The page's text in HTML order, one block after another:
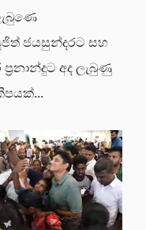
ජයසුන්දරට සහ
අද ලැබුණු